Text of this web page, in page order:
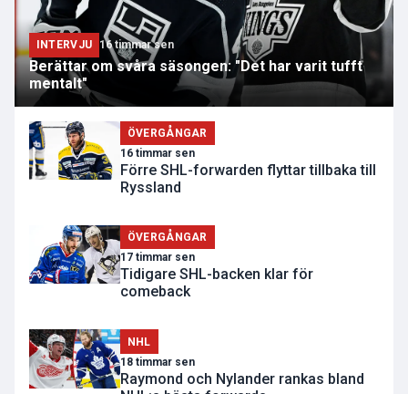
INTERVJU 16 timmar sen
Berättar om svåra säsongen: "Det har varit tufft
mentalt"
ÖVERGÅNGAR
16 timmar sen
Förre SHL-forwarden flyttar tillbaka till
Ryssland
ÖVERGÅNGAR
17 timmar sen
Tidigare SHL-backen klar för
comeback
NHL
18 timmar sen
Raymond och Nylander rankas bland